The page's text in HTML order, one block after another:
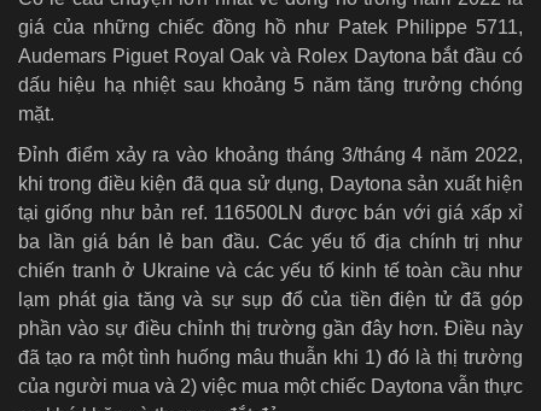
giá của những chiếc đồng hồ như Patek Philippe 5711,
Audemars Piguet Royal Oak và Rolex Daytona bắt đầu có
dấu hiệu hạ nhiệt sau khoảng 5 năm tăng trưởng chóng
mặt.
Đỉnh điểm xảy ra vào khoảng tháng 3/tháng 4 năm 2022,
khi trong điều kiện đã qua sử dụng, Daytona sản xuất hiện
tại giống như bản ref. 116500LN được bán với giá xấp xỉ
ba lần giá bán lẻ ban đầu. Các yếu tố địa chính trị như
chiến tranh ở Ukraine và các yếu tố kinh tế toàn cầu như
lạm phát gia tăng và sự sụp đổ của tiền điện tử đã góp
phần vào sự điều chỉnh thị trường gần đây hơn. Điều này
đã tạo ra một tình huống mâu thuẫn khi 1) đó là thị trường
của người mua và 2) việc mua một chiếc Daytona vẫn thực